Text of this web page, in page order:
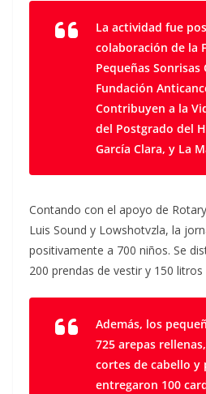
La actividad fue
colaboración de la
Pequeñas Sonrisas
Fundación
Contribuyen a la
del Postgrado del
García Clara, y La
Contando con el apoyo de
Luis Sound y Lowshotvzla, la
positivamente a 700 niños. Se
200 prendas de vestir y 150 litros
Además, los
725 arepas
cortes de cabello y
entregaron 100